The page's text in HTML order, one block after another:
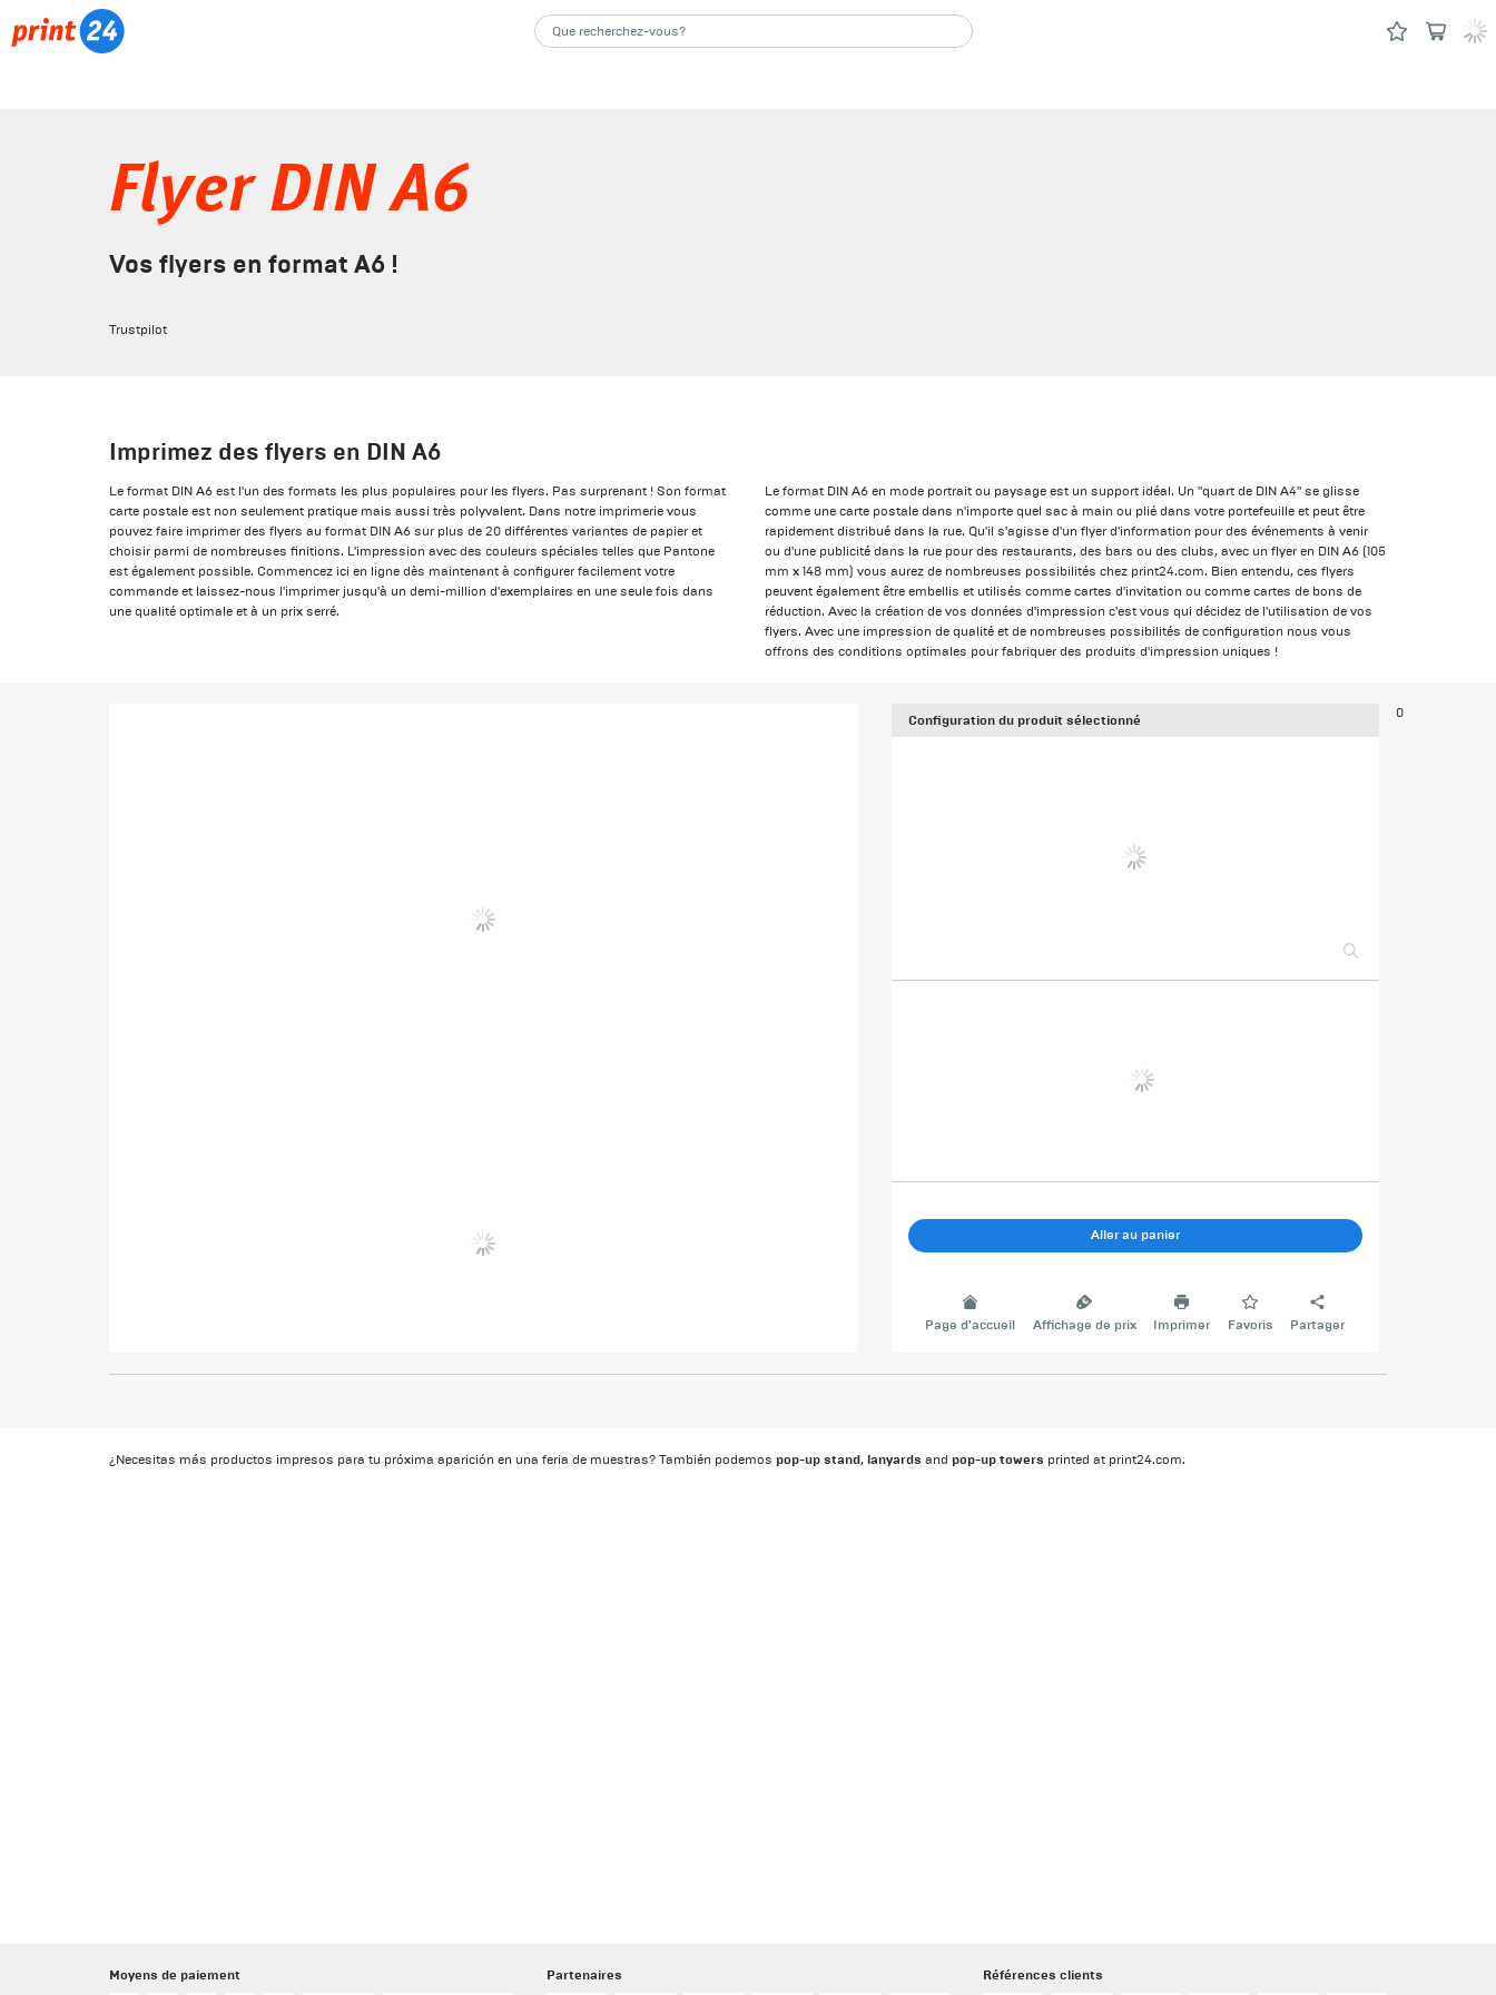
Flyer DIN A6
Vos flyers en format A6 !
Trustpilot
Imprimez des flyers en DIN A6
Le format DIN A6 est l'un des formats les plus populaires pour les flyers. Pas surprenant ! Son format
carte postale est non seulement pratique mais aussi très polyvalent. Dans notre imprimerie vous
pouvez faire imprimer des flyers au format DIN A6 sur plus de 20 différentes variantes de papier et
choisir parmi de nombreuses finitions. L'impression avec des couleurs spéciales telles que Pantone
est également possible. Commencez ici en ligne dès maintenant à configurer facilement votre
commande et laissez-nous l'imprimer jusqu'à un demi-million d'exemplaires en une seule fois dans
une qualité optimale et à un prix serré.
Le format DIN A6 en mode portrait ou paysage est un support idéal. Un "quart de DIN A4" se glisse
comme une carte postale dans n'importe quel sac à main ou plié dans votre portefeuille et peut être
rapidement distribué dans la rue. Qu'il s'agisse d'un flyer d'information pour des événements à venir
ou d'une publicité dans la rue pour des restaurants, des bars ou des clubs, avec un flyer en DIN A6 (105
mm x 148 mm) vous aurez de nombreuses possibilités chez print24.com. Bien entendu, ces flyers
peuvent également être embellis et utilisés comme cartes d'invitation ou comme cartes de bons de
réduction. Avec la création de vos données d'impression c'est vous qui décidez de l'utilisation de vos
flyers. Avec une impression de qualité et de nombreuses possibilités de configuration nous vous
offrons des conditions optimales pour fabriquer des produits d'impression uniques !
Configuration du produit sélectionné
Aller au panier
Page d'accueil Affichage de prix Imprimer Favoris Partager
0
¿Necesitas más productos impresos para tu próxima aparición en una feria de muestras? También podemos pop-up stand, lanyards and pop-up towers printed at print24.com.
Moyens de paiement Partenaires Références clients